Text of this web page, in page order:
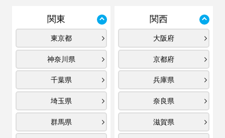
関東
東京都
神奈川県
千葉県
埼玉県
群馬県
関西
大阪府
京都府
兵庫県
奈良県
滋賀県